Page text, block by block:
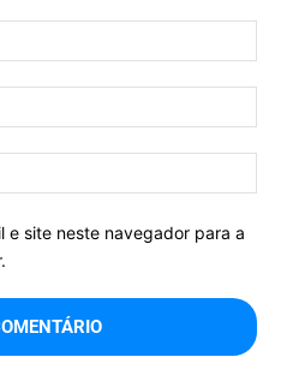
e site neste navegador para a